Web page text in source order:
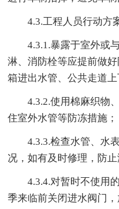
4.3.工程人员行动方
4.3.1.暴露于室外或
淋、消防栓等应提前做
箱进出水管、公共走道上
4.3.2.使用棉麻织物
住室外水管等防冻措施；
4.3.3.检查水管、水
况，如有及时修理，防
4.3.4.对暂时不使用
季来临前关闭进水阀门，